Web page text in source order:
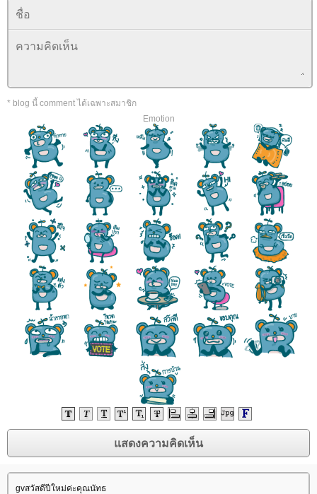
* blog นี้ comment ได้เฉพาะสมาชิก
Emotion
gvสวัสดีปีใหม่ค่ะคุณนัทธ